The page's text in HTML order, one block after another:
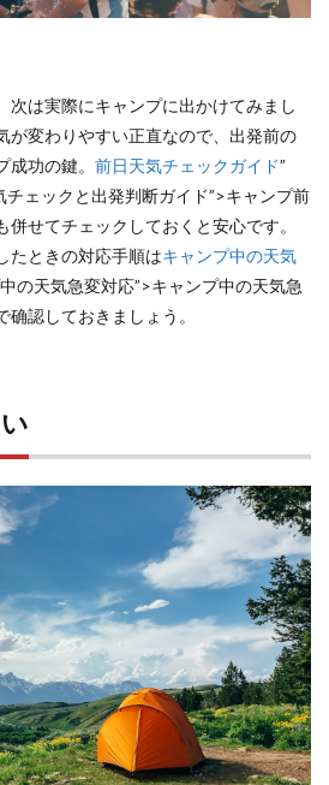
次は実際にキャンプに出かけてみまし
が変わりやすい正直なので、出発前の
功の鍵。 前日天気チェックガイド”
ェックと出発判断ガイド”>キャンプ前
併せてチェックしておくと安心です。
たときの対応手順はキャンプ中の天気
の天気急変対応”>キャンプ中の天気急
認しておきましょう。